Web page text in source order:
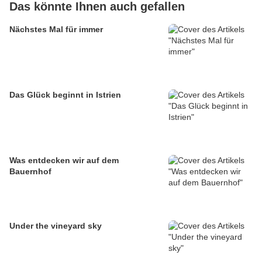
Das könnte Ihnen auch gefallen
Nächstes Mal für immer
Das Glück beginnt in Istrien
Was entdecken wir auf dem
Bauernhof
Under the vineyard sky